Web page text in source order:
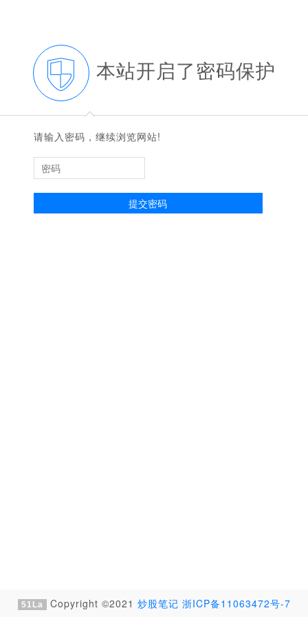
本站开启了密码保护
◆
◆
请输入密码，继续浏览网站!
提交密码
51La Copyright ©2021 炒股笔记 浙ICP备11063472号-7